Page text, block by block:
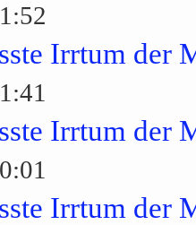
Irrtum der
Irrtum der
Irrtum der